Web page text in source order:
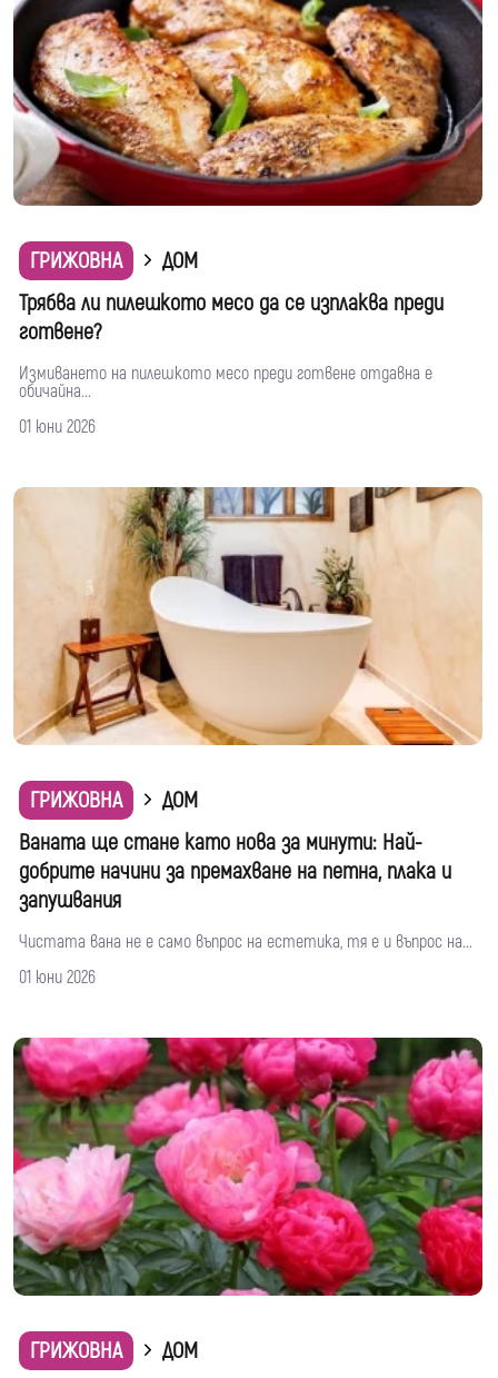
ГРИЖОВНА
ДОМ
Трябва ли пилешкото месо да се изплаква преди
готвене?
Измиването на пилешкото месо преди готвене отдавна е
обичайна...
01 юни 2026
ГРИЖОВНА
ДОМ
Ваната ще стане като нова за минути: Най-
добрите начини за премахване на петна, плака и
запушвания
Чистата вана не е само въпрос на естетика, тя е и въпрос на...
01 юни 2026
ГРИЖОВНА
ДОМ